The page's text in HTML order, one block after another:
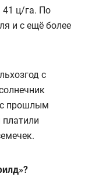
41 ц/га. По
и с ещё более
с
с прошлым
платили